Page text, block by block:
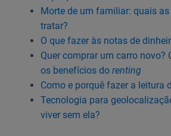
Morte de um familiar: quais
tratar?
O que fazer às notas de
Quer comprar um carro novo?
os benefícios do renting
Como e porquê fazer a leitura
Tecnologia para
viver sem ela?